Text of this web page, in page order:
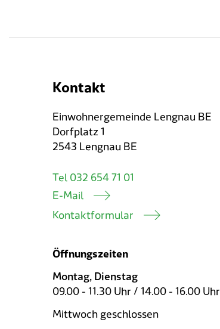
Kontakt
Einwohnergemeinde Lengnau BE
Dorfplatz 1
2543 Lengnau BE
Tel 032 654 71 01
E-Mail
Kontaktformular
Öffnungszeiten
Montag, Dienstag
09.00 - 11.30 Uhr / 14.00 - 16.00 Uhr
Mittwoch geschlossen